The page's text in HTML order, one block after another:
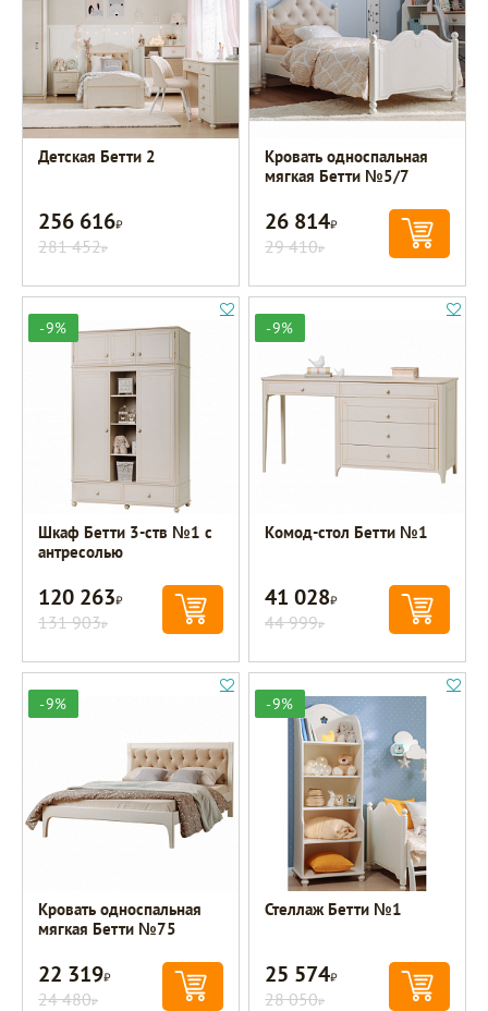
Детская Бетти 2
256 616Р
281 452Р
Кровать односпальная
мягкая Бетти №5/7
26 814Р
29 410Р
-9%
Шкаф Бетти 3-ств №1 с
антресолью
120 263Р
131 903Р
-9%
Комод-стол Бетти №1
41 028Р
44 999Р
-9%
Кровать односпальная
мягкая Бетти №75
22 319Р
24 480Р
-9%
Стеллаж Бетти №1
25 574Р
28 050Р